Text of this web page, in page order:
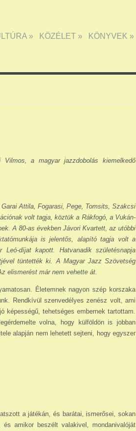
» KÖZÉLET » KÖNYVEK »
a magyar jazz­dobolás kiemelkedő
Attila, Fogarasi, Pege, Tomsits, Szakcsi
volt tagja, köztük a Rákfogó, a Vukán-
A 80-as években Jávori Kvartett, az utóbbi
is jelentős, alapító tagja volt a
Leó-díjat kapott. Hatvanadik születésnapja
tüntették ki. A Magyar Jazz Szövetség
elismerést már nem vehette át.
Életemnek nagyon szép korszaka
Rendkívül szenvedélyes zenész volt, ami
tehetséges embernek tartottam.
volna, hogy külföldön is jobban
alapján nem lehetett sejteni, hogy egyszer
a játékán, és barátai, ismerősei, sokan
amikor beszélt valakivel, mondanivalóját